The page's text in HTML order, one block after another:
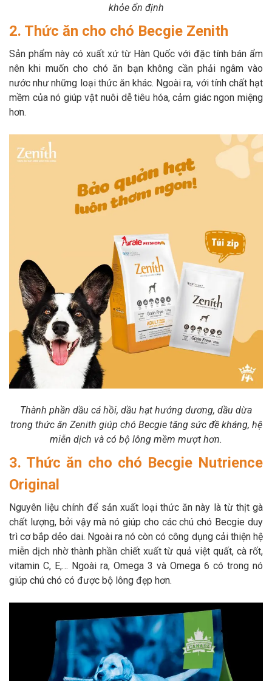
khỏe ổn định
2. Thức ăn cho chó Becgie Zenith
Sản phẩm này có xuất xứ từ Hàn Quốc với đặc tính bán ẩm
nên khi muốn cho chó ăn bạn không cần phải ngâm vào
nước như những loại thức ăn khác. Ngoài ra, với tính chất hạt
mềm của nó giúp vật nuôi dễ tiêu hóa, cảm giác ngon miệng
hơn.
Thành phần dầu cá hồi, dầu hạt hướng dương, dầu dừa
trong thức ăn Zenith giúp chó Becgie tăng sức đề kháng, hệ
miễn dịch và có bộ lông mềm mượt hơn.
3. Thức ăn cho chó Becgie Nutrience
Original
Nguyên liệu chính để sản xuất loại thức ăn này là từ thịt gà
chất lượng, bởi vậy mà nó giúp cho các chú chó Becgie duy
trì cơ bắp dẻo dai. Ngoài ra nó còn có công dụng cải thiện hệ
miễn dịch nhờ thành phần chiết xuất từ quả việt quất, cà rốt,
vitamin C, E,… Ngoài ra, Omega 3 và Omega 6 có trong nó
giúp chú chó có được bộ lông đẹp hơn.